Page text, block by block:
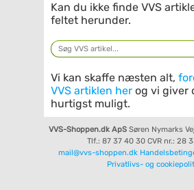
Kan du ikke finde VVS
feltet herunder.
Vi kan skaffe næsten alt,
VVS artiklen her og vi giver
hurtigst muligt.
VVS-Shoppen.dk ApS Søren Nymarks
Tlf.: 87 37 40 30 CVR nr.: 28
mail@vvs-shoppen.dk
Privatlivs- og